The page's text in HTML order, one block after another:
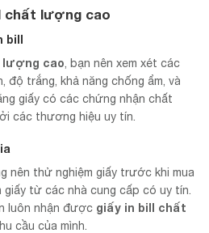
chất lượng cao
bill
lượng cao , bạn nên xem xét các
độ trắng, khả năng chống ẩm, và
giấy có các chứng nhận chất
các thương hiệu uy tín.
nên thử nghiệm giấy trước khi mua
từ các nhà cung cấp có uy tín.
luôn nhận được giấy in bill chất
cầu của mình.